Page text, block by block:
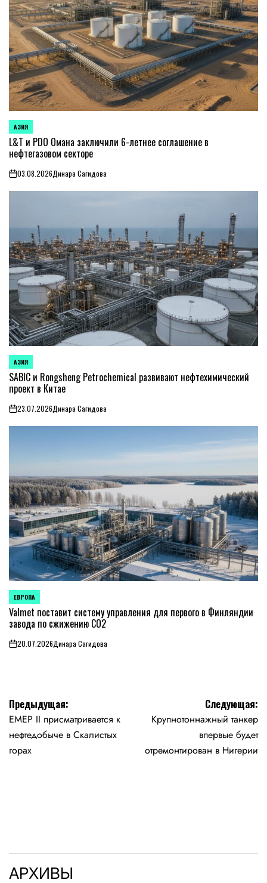
ОПУБЛИКОВАНО
В
АЗИЯ
L&T и PDO Омана заключили 6-летнее соглашение в
нефтегазовом секторе
on03.08.2026Динара Сагидова
ОПУБЛИКОВАНО
В
АЗИЯ
SABIC и Rongsheng Petrochemical развивают нефтехимический
проект в Китае
on23.07.2026Динара Сагидова
ОПУБЛИКОВАНО
В
ЕВРОПА
Valmet поставит систему управления для первого в Финляндии
завода по сжижению CO2
on20.07.2026Динара Сагидова
Навигация
по
записям
Предыдущая:
EMEP II присматривается к
нефтедобыче в Скалистых
горах
Следующая:
Крупнотоннажный танкер
впервые будет
отремонтирован в Нигерии
АРХИВЫ